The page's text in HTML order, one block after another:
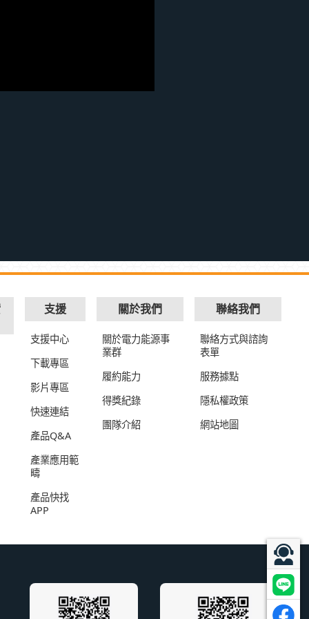
支援
支援中心
下載專區
影片專區
快速連結
產品Q&A
產業應用範
疇
產品快找
APP
關於我們
關於電力能源事
業群
履約能力
得獎紀錄
團隊介紹
聯絡我們
聯絡方式與諮詢
表單
服務據點
隱私權政策
網站地圖